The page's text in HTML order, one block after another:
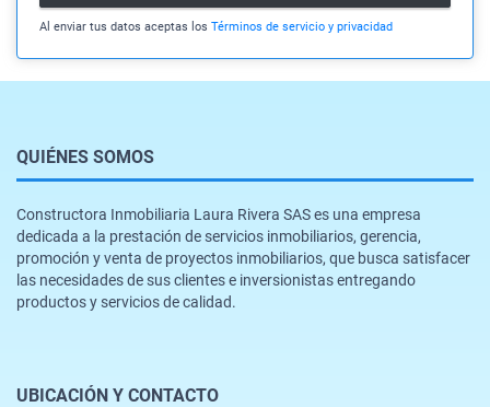
Al enviar tus datos aceptas los Términos de servicio y privacidad
QUIÉNES SOMOS
Constructora Inmobiliaria Laura Rivera SAS es una empresa
dedicada a la prestación de servicios inmobiliarios, gerencia,
promoción y venta de proyectos inmobiliarios, que busca satisfacer
las necesidades de sus clientes e inversionistas entregando
productos y servicios de calidad.
UBICACIÓN Y CONTACTO